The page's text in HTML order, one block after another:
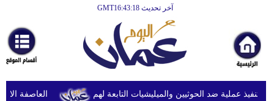
آخر تحديث GMT16:43:18
أخبارعاجلة
رياضة
ثقافةالعاصفة عملية ضد الحوثيين والميليشيات التابعة لهم